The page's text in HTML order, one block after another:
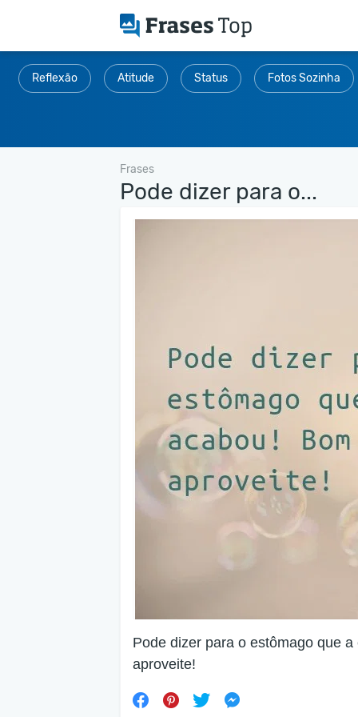
Reflexão Atitude Status Fotos Sozinha
Frases
Pode dizer para o...
Pode dizer para o estômago que
aproveite!